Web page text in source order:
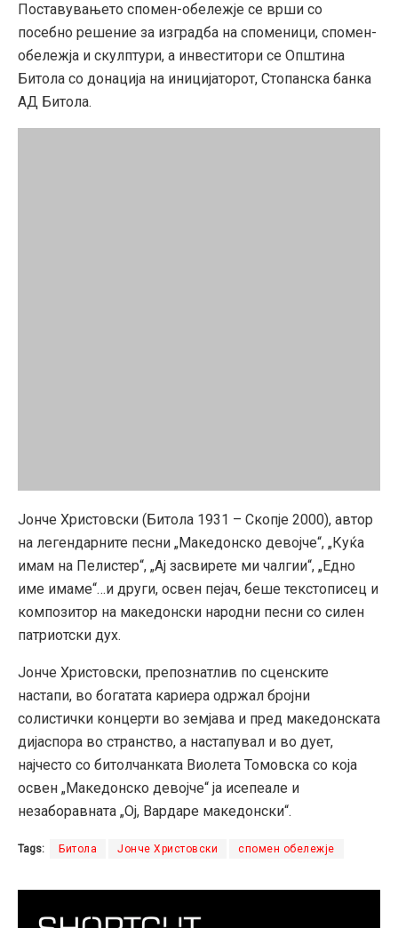
Поставувањето спомен-обележје се врши со
посебно решение за изградба на споменици, спомен-
обележја и скулптури, а инвеститори се Општина
Битола со донација на иницијаторот, Стопанска банка
АД Битола.
Јонче Христовски (Битола 1931 – Скопје 2000), автор
на легендарните песни „Македонско девојче“, „Куќа
имам на Пелистер“, „Ај засвирете ми чалгии“, „Едно
име имаме“…и други, освен пејач, беше текстописец и
композитор на македонски народни песни со силен
патриотски дух.
Јонче Христовски, препознатлив по сценските
настапи, во богатата кариера одржал бројни
солистички концерти во земјава и пред македонската
дијаспора во странство, а настапувал и во дует,
најчесто со битолчанката Виолета Томовска со која
освен „Македонско девојче“ ја исепеале и
незаборавната „Ој, Вардаре македонски“.
Tags: Битола Јонче Христовски спомен обележје